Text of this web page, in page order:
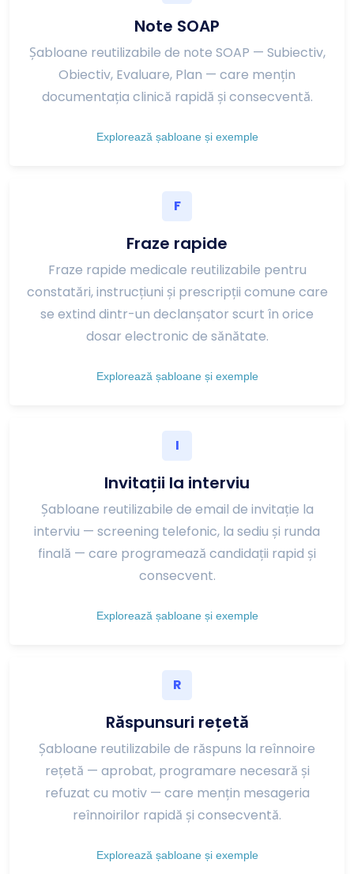
Note SOAP
Șabloane reutilizabile de note SOAP — Subiectiv,
Obiectiv, Evaluare, Plan — care mențin
documentația clinică rapidă și consecventă.
Explorează șabloane și exemple
F
Fraze rapide
Fraze rapide medicale reutilizabile pentru
constatări, instrucțiuni și prescripții comune care
se extind dintr-un declanșator scurt în orice
dosar electronic de sănătate.
Explorează șabloane și exemple
I
Invitații la interviu
Șabloane reutilizabile de email de invitație la
interviu — screening telefonic, la sediu și runda
finală — care programează candidații rapid și
consecvent.
Explorează șabloane și exemple
R
Răspunsuri rețetă
Șabloane reutilizabile de răspuns la reînnoire
rețetă — aprobat, programare necesară și
refuzat cu motiv — care mențin mesageria
reînnoirilor rapidă și consecventă.
Explorează șabloane și exemple